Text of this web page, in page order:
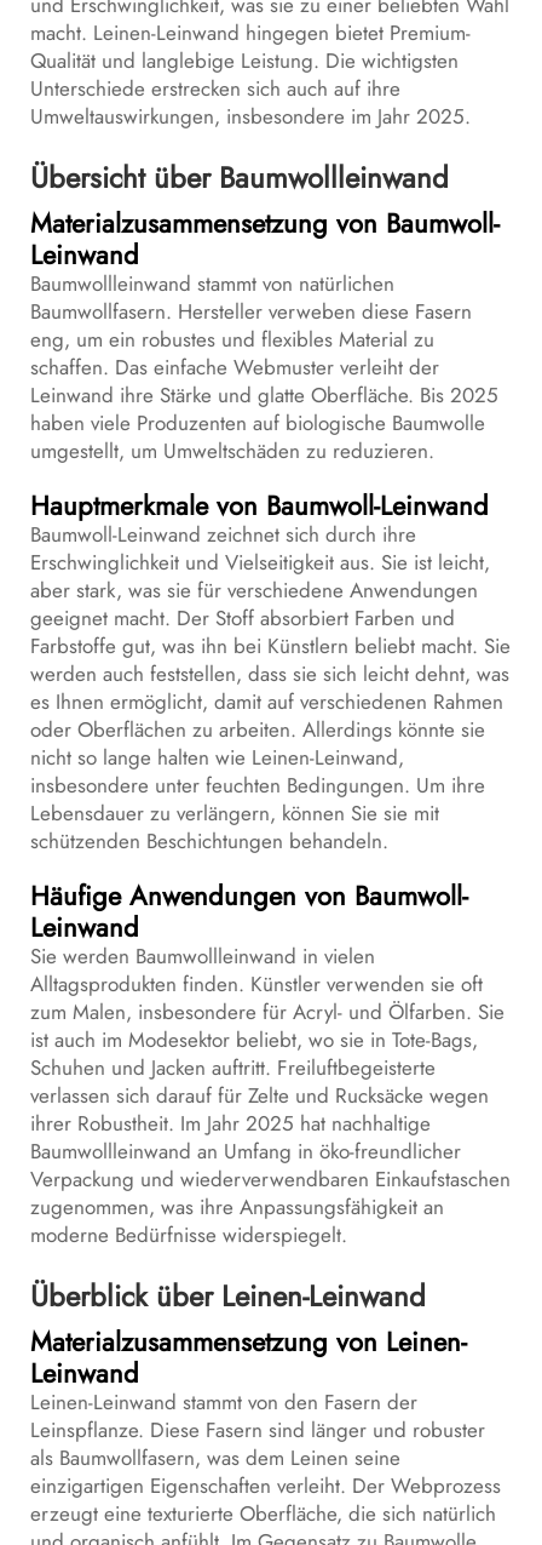
macht. Leinen-Leinwand hingegen bietet Premium-
Qualität und langlebige Leistung. Die wichtigsten
Unterschiede erstrecken sich auch auf ihre
Umweltauswirkungen, insbesondere im Jahr 2025.
Übersicht über Baumwollleinwand
Materialzusammensetzung von Baumwoll-
Leinwand
Baumwollleinwand stammt von natürlichen
Baumwollfasern. Hersteller verweben diese Fasern
eng, um ein robustes und flexibles Material zu
schaffen. Das einfache Webmuster verleiht der
Leinwand ihre Stärke und glatte Oberfläche. Bis 2025
haben viele Produzenten auf biologische Baumwolle
umgestellt, um Umweltschäden zu reduzieren.
Hauptmerkmale von Baumwoll-Leinwand
Baumwoll-Leinwand zeichnet sich durch ihre
Erschwinglichkeit und Vielseitigkeit aus. Sie ist leicht,
aber stark, was sie für verschiedene Anwendungen
geeignet macht. Der Stoff absorbiert Farben und
Farbstoffe gut, was ihn bei Künstlern beliebt macht. Sie
werden auch feststellen, dass sie sich leicht dehnt, was
es Ihnen ermöglicht, damit auf verschiedenen Rahmen
oder Oberflächen zu arbeiten. Allerdings könnte sie
nicht so lange halten wie Leinen-Leinwand,
insbesondere unter feuchten Bedingungen. Um ihre
Lebensdauer zu verlängern, können Sie sie mit
schützenden Beschichtungen behandeln.
Häufige Anwendungen von Baumwoll-
Leinwand
Sie werden Baumwollleinwand in vielen
Alltagsprodukten finden. Künstler verwenden sie oft
zum Malen, insbesondere für Acryl- und Ölfarben. Sie
ist auch im Modesektor beliebt, wo sie in Tote-Bags,
Schuhen und Jacken auftritt. Freiluftbegeisterte
verlassen sich darauf für Zelte und Rucksäcke wegen
ihrer Robustheit. Im Jahr 2025 hat nachhaltige
Baumwollleinwand an Umfang in öko-freundlicher
Verpackung und wiederverwendbaren Einkaufstaschen
zugenommen, was ihre Anpassungsfähigkeit an
moderne Bedürfnisse widerspiegelt.
Überblick über Leinen-Leinwand
Materialzusammensetzung von Leinen-
Leinwand
Leinen-Leinwand stammt von den Fasern der
Leinspflanze. Diese Fasern sind länger und robuster
als Baumwollfasern, was dem Leinen seine
einzigartigen Eigenschaften verleiht. Der Webprozess
erzeugt eine texturierte Oberfläche, die sich natürlich